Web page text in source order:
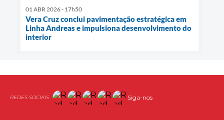
01 ABR 2026 - 17h50
Vera Cruz conclui pavimentação estratégica em
Linha Andreas e impulsiona desenvolvimento do
interior
Siga-nos